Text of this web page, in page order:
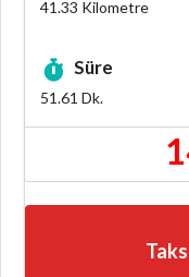
41.33 Kilometre
Süre
51.61 Dk.